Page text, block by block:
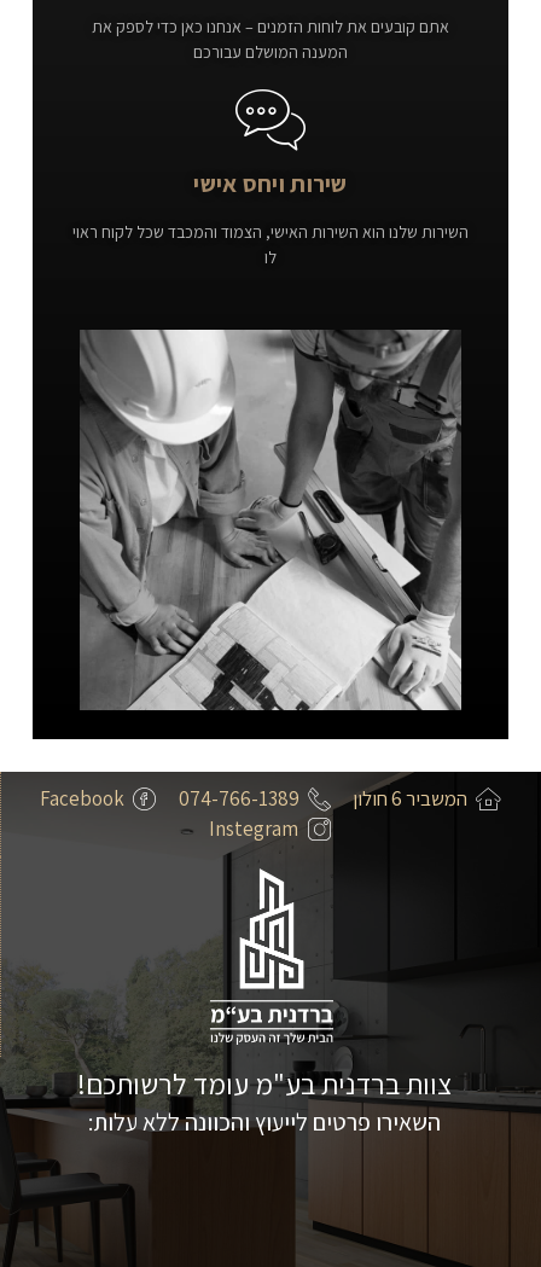
אתם קובעים את לוחות הזמנים – אנחנו כאן כדי לספק את
המענה המושלם עבורכם
שירות ויחס אישי
השירות שלנו הוא השירות האישי, הצמוד והמכבד שכל לקוח ראוי
לו
המשביר 6 חולון 074-766-1389
Facebook
Instegram
צוות ברדנית בע"מ עומד לרשותכם!
השאירו פרטים לייעוץ והכוונה ללא עלות: